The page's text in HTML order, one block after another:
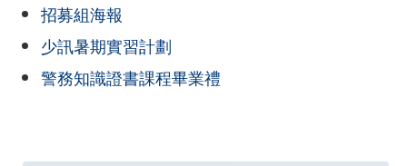
招募組海報
少訊暑期實習計劃
警務知識證書課程畢業禮